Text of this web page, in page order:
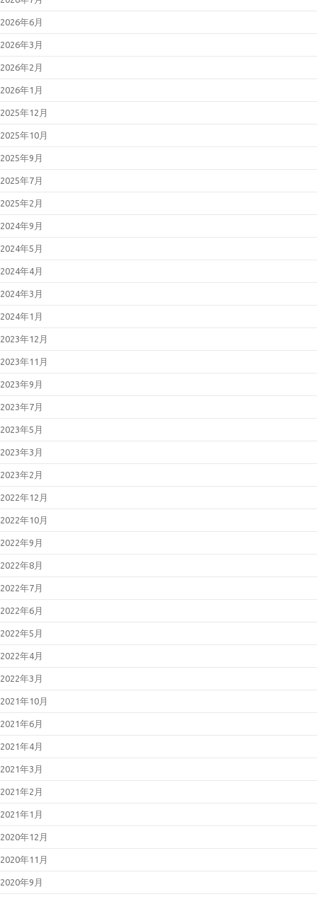
脆弱性対策について(2026年5月)
Networks製PAN-OSの脆弱性対策
2026年05月07日
31431、Copy Fail)
策について(CVE-2026-31431、
2026年04月27日
Secure FTDの脆弱性について
2026年04月22日
2026年04月15日
いて(2026年4月)_2
脆弱性対策について(2026年4月)
および Reader の脆弱性対策につ
2026年04月08日
Type」における複数の脆弱性につ
いて（JVN#66473735）
2026年03月11日
脆弱性対策について(2026年3月)
2026年03月11日
および Reader の脆弱性対策につ
いて(2026年3月)
2026年02月25日
エンドポイントマネージャー オン
プレミス版」におけるパストラバ
ーサルの脆弱性について
（JVN#79096585）
2026年02月13日
けるOSコマンドインジェクション
の脆弱性について
2026年02月12日
2026年01月23日
13878）
弱性対策について(2026年1月)
Email Gatewayの脆弱性対策につ
2026年01月14日
2025年12月23日
(CVE-2025-14733)
ける認証回避の脆弱性について
2025年12月12日
性について（CVE-2025-55182）
2026年6月
2026年3月
2026年2月
2026年1月
2025年12月
2025年10月
2025年9月
2025年7月
2025年2月
2024年9月
2024年5月
2024年4月
2024年3月
2024年1月
2023年12月
2023年11月
2023年9月
2023年7月
2023年5月
2023年3月
2023年2月
2022年12月
2022年10月
2022年9月
2022年8月
2022年7月
2022年6月
2022年5月
2022年4月
2022年3月
2021年10月
2021年6月
2021年4月
2021年3月
2021年2月
2021年1月
2020年12月
2020年11月
2020年9月